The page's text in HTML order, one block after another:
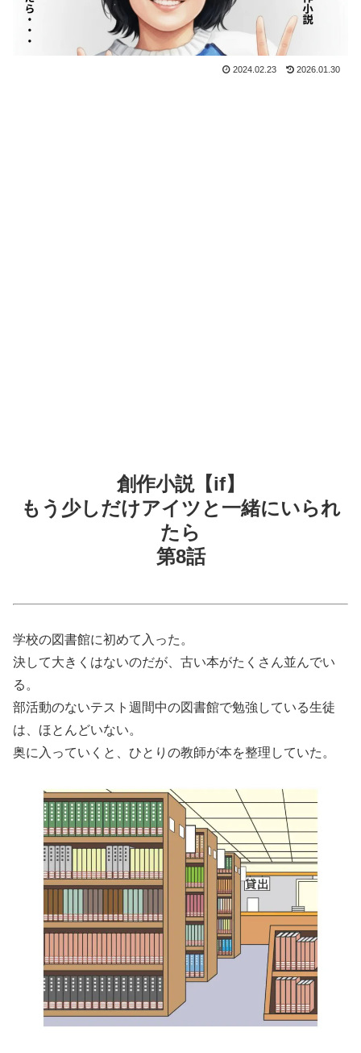
2024.02.23 2026.01.30
創作小説【if】
もう少しだけアイツと一緒にいられ
たら
第8話
学校の図書館に初めて入った。
決して大きくはないのだが、古い本がたくさん並んでい
る。
部活動のないテスト週間中の図書館で勉強している生徒
は、ほとんどいない。
奥に入っていくと、ひとりの教師が本を整理していた。